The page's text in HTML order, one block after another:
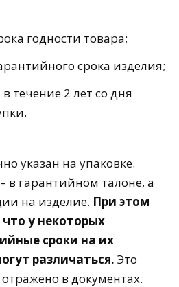
годности товара;
срока изделия;
течение 2 лет со дня
указан на упаковке.
в гарантийном талоне, а
на изделие. При этом
у некоторых
сроки на их
различаться. Это
в документах.